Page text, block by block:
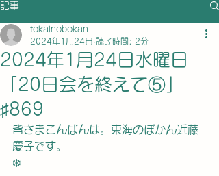
記事
2024年1月24日水曜日
「20日会を終えて⑤」
♯869
tokainobokan
2024年1月24日 読了時間: 2分
皆さまこんばんは。東海のぼかん近藤
慶子です。
❄️